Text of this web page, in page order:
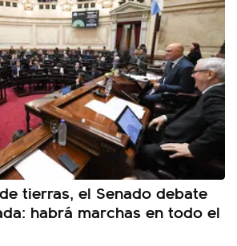
tierras, el Senado debate
habrá marchas en todo el